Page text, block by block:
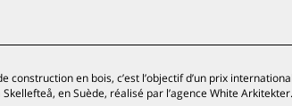
en bois, c’est l’objectif d’un prix
en Suède, réalisé par l’agence White Arkitekter.